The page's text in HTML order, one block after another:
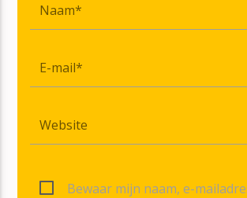
Bewaar mijn naam, e-